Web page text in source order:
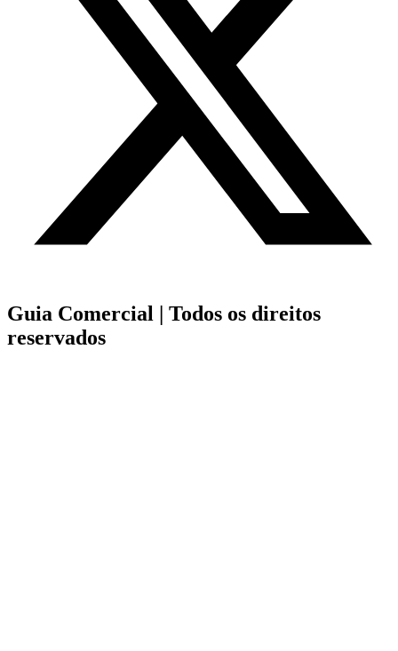
Guia Comercial |
Todos os direitos
reservados